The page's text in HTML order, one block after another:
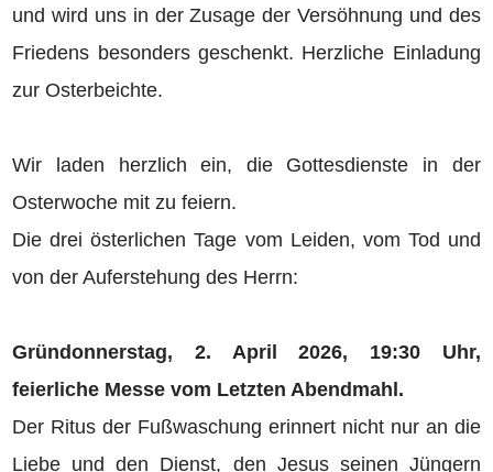
und wird uns in der Zusage der Versöhnung und des
Friedens besonders geschenkt. Herzliche Einladung
zur Osterbeichte.
Wir laden herzlich ein, die Gottesdienste in der
Osterwoche mit zu feiern.
Die drei österlichen Tage vom Leiden, vom Tod und
von der Auferstehung des Herrn:
Gründonnerstag, 2. April 2026, 19:30 Uhr,
feierliche Messe vom Letzten Abendmahl.
Der Ritus der Fußwaschung erinnert nicht nur an die
Liebe und den Dienst, den Jesus seinen Jüngern